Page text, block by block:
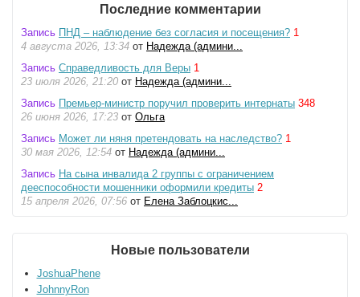
Последние комментарии
Запись ПНД – наблюдение без согласия и посещения? 1
4 августа 2026, 13:34 от Надежда (админи...
Запись Справедливость для Веры 1
23 июля 2026, 21:20 от Надежда (админи...
Запись Премьер-министр поручил проверить интернаты 348
26 июня 2026, 17:23 от Ольга
Запись Может ли няня претендовать на наследство? 1
30 мая 2026, 12:54 от Надежда (админи...
Запись На сына инвалида 2 группы с ограничением
дееспособности мошенники оформили кредиты 2
15 апреля 2026, 07:56 от Елена Заблоцкис...
Новые пользователи
JoshuaPhene
JohnnyRon